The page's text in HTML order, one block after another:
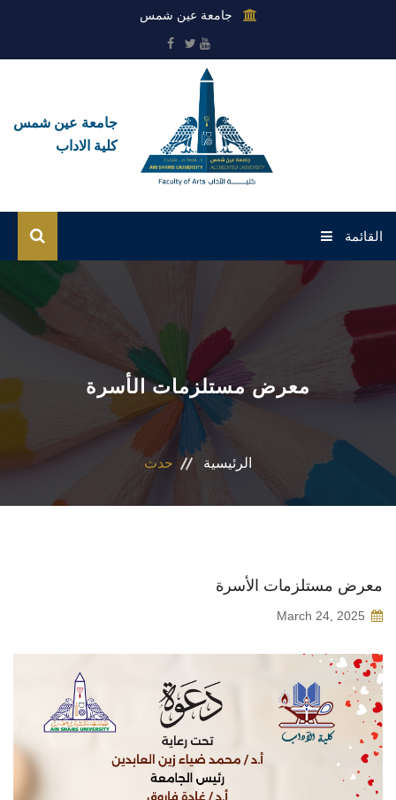
جامعة عين شمس
جامعة عين شمس
كلية الاداب
القائمة
عن الكلية
القطاعات معرض مستلزمات الأسرة
الرئيسية حدث
معرض مستلزمات الأسرة
March 24, 2025